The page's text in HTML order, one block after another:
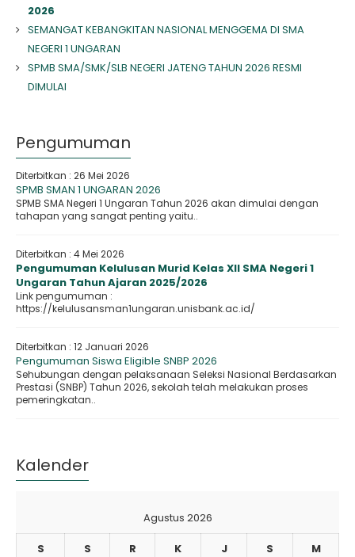
2026
SEMANGAT KEBANGKITAN NASIONAL MENGGEMA DI SMA
NEGERI 1 UNGARAN
SPMB SMA/SMK/SLB NEGERI JATENG TAHUN 2026 RESMI
DIMULAI
Pengumuman
Diterbitkan : 26 Mei 2026
SPMB SMAN 1 UNGARAN 2026
SPMB SMA Negeri 1 Ungaran Tahun 2026 akan dimulai dengan
tahapan yang sangat penting yaitu..
Diterbitkan : 4 Mei 2026
Pengumuman Kelulusan Murid Kelas XII SMA Negeri 1
Ungaran Tahun Ajaran 2025/2026
Link pengumuman :
https://kelulusansman1ungaran.unisbank.ac.id/
Diterbitkan : 12 Januari 2026
Pengumuman Siswa Eligible SNBP 2026
Sehubungan dengan pelaksanaan Seleksi Nasional Berdasarkan
Prestasi (SNBP) Tahun 2026, sekolah telah melakukan proses
pemeringkatan..
Kalender
Agustus 2026
S S R K J S M